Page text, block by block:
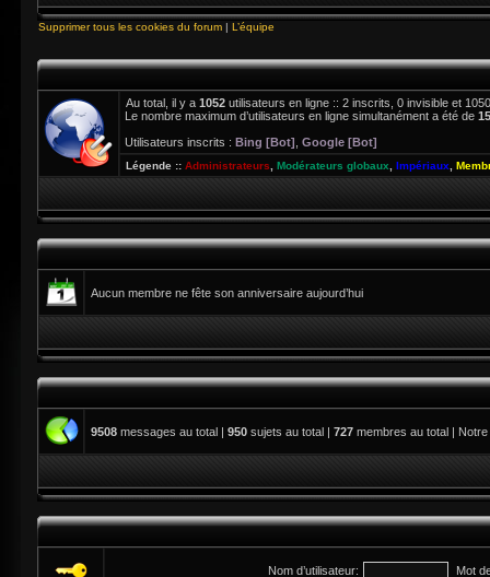
Supprimer tous les cookies du forum | L’équipe
Au total, il y a 1052 utilisateurs en ligne :: 2 inscrits, 0 invisible et
Le nombre maximum d’utilisateurs en ligne simultanément a été de
Utilisateurs inscrits : Bing [Bot] Google [Bot]
Légende :: Administrateurs Modérateurs globaux Impériaux
Aucun membre ne fête son anniversaire aujourd’hui
9508 messages au total | 950 sujets au total | 727 membres au total |
Nom d’utilisateur: Mot